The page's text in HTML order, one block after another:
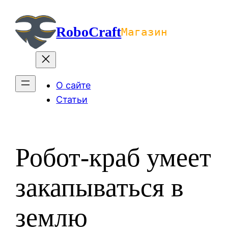
содержимомуRoboCraftМагазин
О сайте
Статьи
Робот-краб умеет
закапываться в
землю